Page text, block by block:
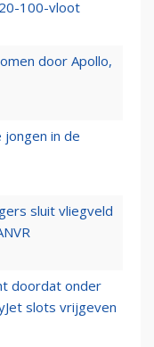
100-vloot
door Apollo,
jongen in de
sluit vliegveld
doordat onder
slots vrijgeven